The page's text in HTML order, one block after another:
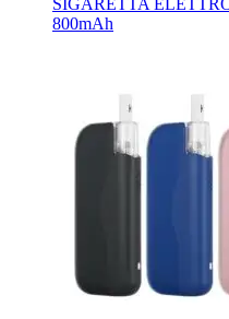
800mAh